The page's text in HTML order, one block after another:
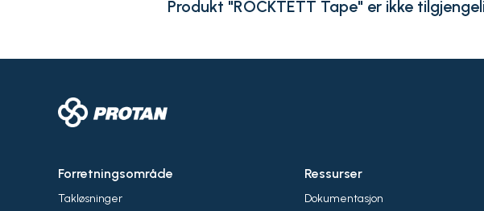
Produkt "ROCKTETT Tape" er ikke
Forretningsområde
Takløsninger
Ressurser
Dokumentasjon